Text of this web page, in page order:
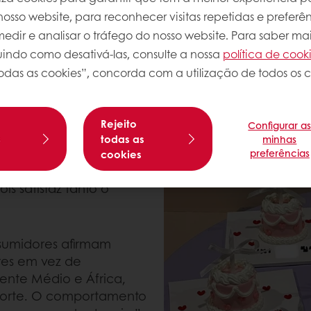
de se mimar e se sentir bem? Consumindo um
já não são apenas indulgência; estão-se a
os consumidores
optam por
Esta mudança de
ampla de
única
pode agora
satisfaz tanto o
afirmam
em vez de
Médio e África,
O comportamento
website, para reconhecer visitas repetidas e
e analisar o tráfego do nosso website. Para saber
como desativá-las, consulte a nossa política de
as cookies”, concorda com a utilização de todos os
Rejeito
todas as
cookies
Configurar as
minhas
preferências